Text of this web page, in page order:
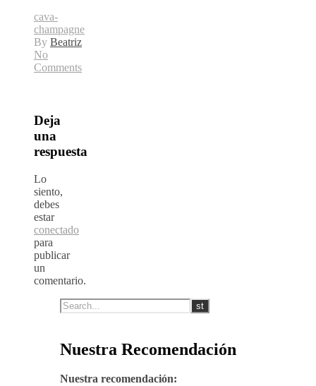
cava-
champagne
By Beatriz
No
Comments
Deja
una
respuesta
Lo
siento,
debes
estar
conectado
para
publicar
un
comentario.
Nuestra Recomendación
Nuestra recomendación: